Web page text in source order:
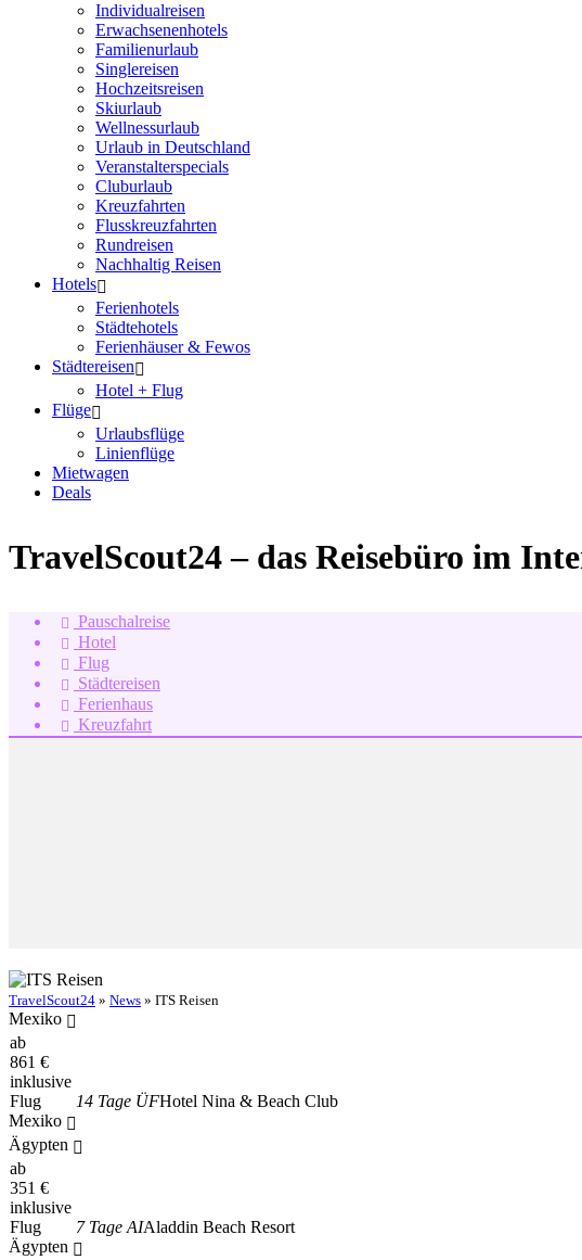
Individualreisen
Erwachsenenhotels
Familienurlaub
Singlereisen
Hochzeitsreisen
Skiurlaub
Wellnessurlaub
Urlaub in Deutschland
Veranstalterspecials
Cluburlaub
Kreuzfahrten
Flusskreuzfahrten
Rundreisen
Nachhaltig Reisen
Hotels
Ferienhotels
Städtehotels
Ferienhäuser & Fewos
Städtereisen
Hotel + Flug
Flüge
Urlaubsflüge
Linienflüge
Mietwagen
Deals
TravelScout24 – das Reisebüro im
Pauschalreise
Hotel
Flug
Städtereisen
Ferienhaus
Kreuzfahrt
TravelScout24 » News » ITS Reisen
Mexiko
ab
861 €
inklusive
Flug
14 Tage ÜFHotel Nina & Beach Club
Mexiko
Ägypten
ab
351 €
inklusive
Flug
7 Tage AIAladdin Beach Resort
Ägypten